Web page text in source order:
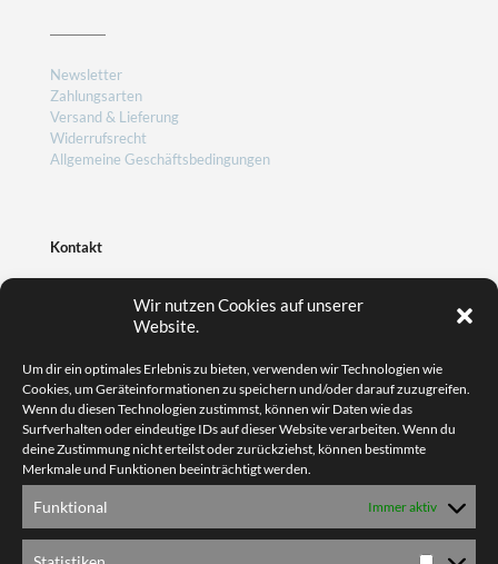
Wir nutzen Cookies auf unserer
Website.
Um dir ein optimales Erlebnis zu bieten, verwenden wir Technologien wie
Cookies, um Geräteinformationen zu speichern und/oder darauf zuzugreifen.
Wenn du diesen Technologien zustimmst, können wir Daten wie das
Surfverhalten oder eindeutige IDs auf dieser Website verarbeiten. Wenn du
deine Zustimmung nicht erteilst oder zurückziehst, können bestimmte
Merkmale und Funktionen beeinträchtigt werden.
Funktional Immer aktiv
Newsletter
Zahlungsarten
Versand & Lieferung
Widerrufsrecht
Allgemeine Geschäftsbedingungen
Kontakt
Friedrich GmbH
08315 Lauter-Bernsbach
+49 (0) 3774-17484-55
info@acero-welt.de